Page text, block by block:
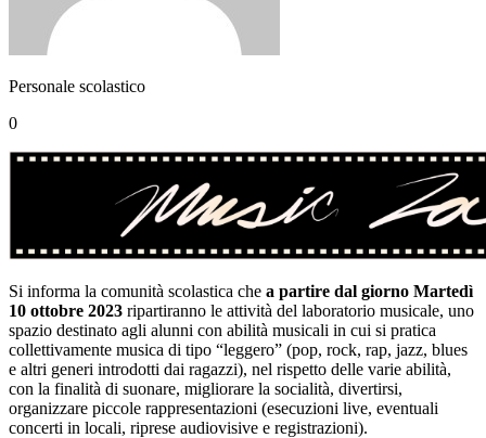
Personale scolastico
0
Si informa la comunità scolastica che a partire dal giorno Martedì
10 ottobre 2023 ripartiranno le attività del laboratorio musicale, uno
spazio destinato agli alunni con abilità musicali in cui si pratica
collettivamente musica di tipo “leggero” (pop, rock, rap, jazz, blues
e altri generi introdotti dai ragazzi), nel rispetto delle varie abilità,
con la finalità di suonare, migliorare la socialità, divertirsi,
organizzare piccole rappresentazioni (esecuzioni live, eventuali
concerti in locali, riprese audiovisive e registrazioni).